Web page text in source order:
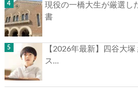
現役の一橋大生が厳選し
書
【2026年最新】四谷大
ス...